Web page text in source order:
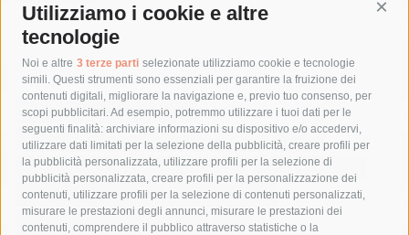
Utilizziamo i cookie e altre
tecnologie
Noi e altre 3 terze parti selezionate utilizziamo cookie e tecnologie
simili. Questi strumenti sono essenziali per garantire la fruizione dei
contenuti digitali, migliorare la navigazione e, previo tuo consenso, per
scopi pubblicitari. Ad esempio, potremmo utilizzare i tuoi dati per le
seguenti finalità: archiviare informazioni su dispositivo e/o accedervi,
utilizzare dati limitati per la selezione della pubblicità, creare profili per
la pubblicità personalizzata, utilizzare profili per la selezione di
pubblicità personalizzata, creare profili per la personalizzazione dei
contenuti, utilizzare profili per la selezione di contenuti personalizzati,
misurare le prestazioni degli annunci, misurare le prestazioni dei
contenuti, comprendere il pubblico attraverso statistiche o la
Tag
acqua allerta meteo
anas
area marina protetta di punta campanella
arresto
Asl Napoli 3 sud
capitaneria di porto capri
carabinieri
castellammare di stabia
circumvesuviana
comune di sorrento
concerto
contagi